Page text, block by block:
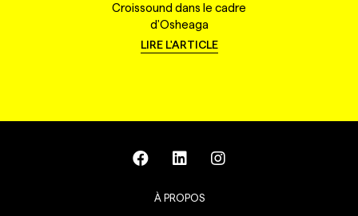
Croissound dans le cadre
d'Osheaga
LIRE L'ARTICLE
À PROPOS